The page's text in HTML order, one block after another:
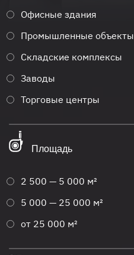
Офисные здания
Промышленные объекты
Складские комплексы
Заводы
Торговые центры
Площадь
2 500 — 5 000 м²
5 000 — 25 000 м²
от 25 000 м²